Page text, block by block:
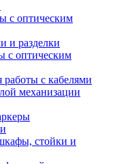
с оптическим
и разделки
с оптическим
с кабелями
механизации